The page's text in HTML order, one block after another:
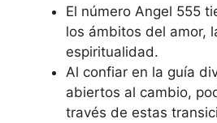
El número Angel 555
los ámbitos del amor,
espiritualidad.
Al confiar en la guía
abiertos al cambio,
través de estas